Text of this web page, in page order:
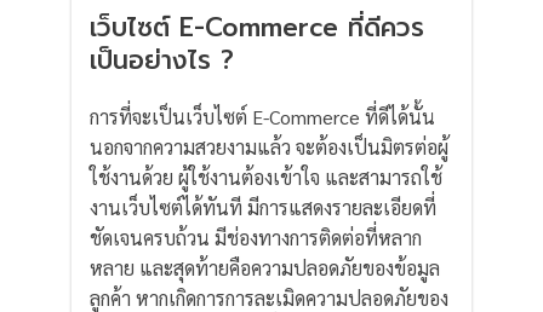
เว็บไซต์ E-Commerce ที่ดีควร
เป็นอย่างไร ?
การที่จะเป็นเว็บไซต์ E-Commerce ที่ดีได้นั้น
นอกจากความสวยงามแล้ว จะต้องเป็นมิตรต่อผู้
ใช้งานด้วย ผู้ใช้งานต้องเข้าใจ และสามารถใช้
งานเว็บไซต์ได้ทันที มีการแสดงรายละเอียดที่
ชัดเจนครบถ้วน มีช่องทางการติดต่อที่หลาก
หลาย และสุดท้ายคือความปลอดภัยของข้อมูล
ลูกค้า หากเกิดการการละเมิดความปลอดภัยของ